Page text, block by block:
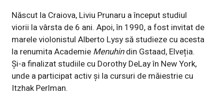
Născut la Craiova, Liviu Prunaru a început studiul
viorii la vârsta de 6 ani. Apoi, în 1990, a fost invitat de
marele violonistul Alberto Lysy să studieze cu acesta
la renumita Academie Menuhindin Gstaad, Elveția.
Și-a finalizat studiile cu Dorothy DeLay în New York,
unde a participat activ și la cursuri de măiestrie cu
Itzhak Perlman.